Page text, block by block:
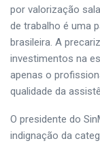
por valorização
de trabalho é uma
brasileira. A
investimentos na
apenas o
qualidade da
O presidente do
indignação da